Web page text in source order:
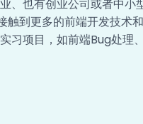
、也有创业公司或者中小
触到更多的前端开发技术
习项目，如前端Bug处理